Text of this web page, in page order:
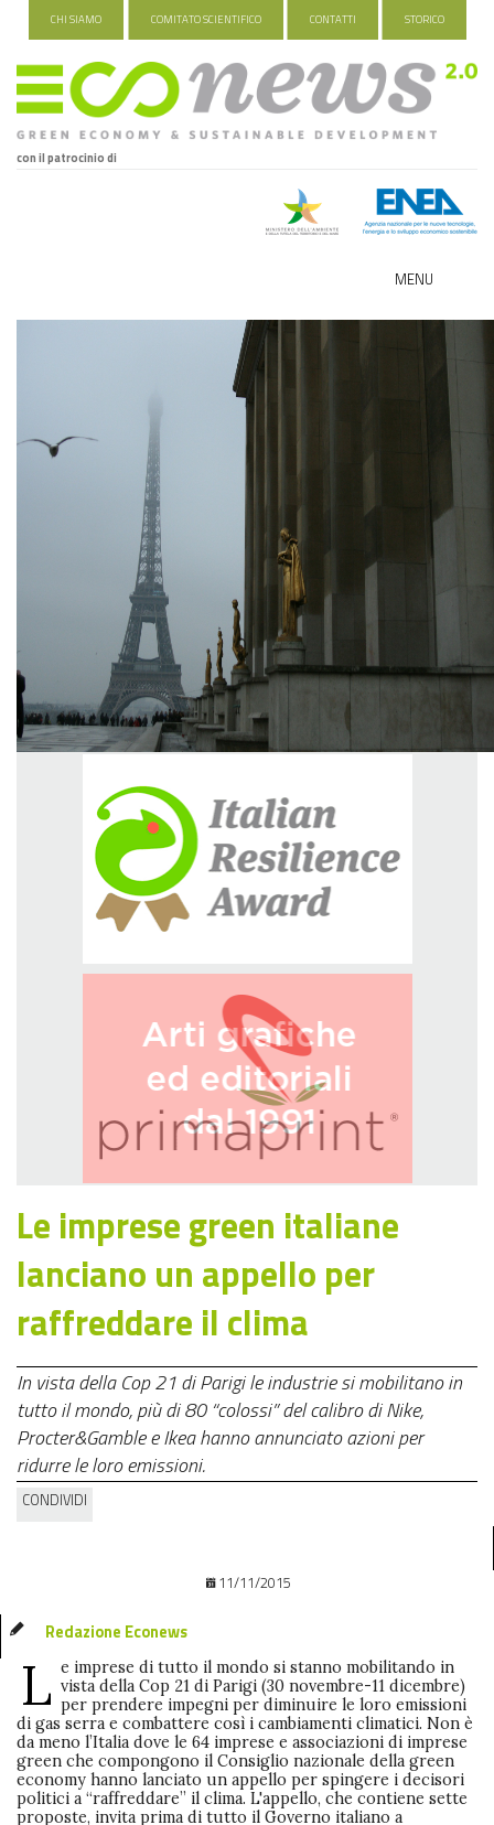
CHI SIAMO COMITATO SCIENTIFICO CONTATTI STORICO
con il patrocinio di
MENU
HEALTH&WELLNESS
ECOINCENTRIAMOCI
Le imprese green italiane
lanciano un appello per
raffreddare il clima
In vista della Cop 21 di Parigi le industrie si mobilitano in
tutto il mondo, più di 80 “colossi” del calibro di Nike,
Procter&Gamble e Ikea hanno annunciato azioni per
ridurre le loro emissioni.
CONDIVIDI
11/11/2015
Redazione Econews
L e imprese di tutto il mondo si stanno mobilitando in
vista della Cop 21 di Parigi (30 novembre-11 dicembre)
per prendere impegni per diminuire le loro emissioni
di gas serra e combattere così i cambiamenti climatici. Non è
da meno l’Italia dove le 64 imprese e associazioni di imprese
green che compongono il Consiglio nazionale della green
economy hanno lanciato un appello per spingere i decisori
politici a “raffreddare” il clima. L'appello, che contiene sette
proposte, invita prima di tutto il Governo italiano a